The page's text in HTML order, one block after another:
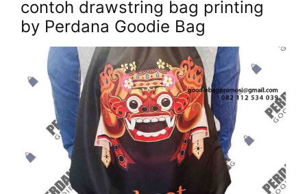
contoh drawstring bag printing
by Perdana Goodie Bag